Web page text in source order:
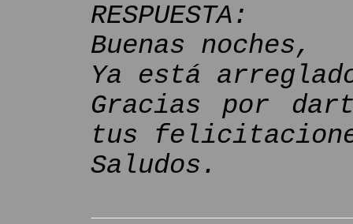
RESPUESTA:
Buenas noches,
Ya está
Gracias por
tus
Saludos.